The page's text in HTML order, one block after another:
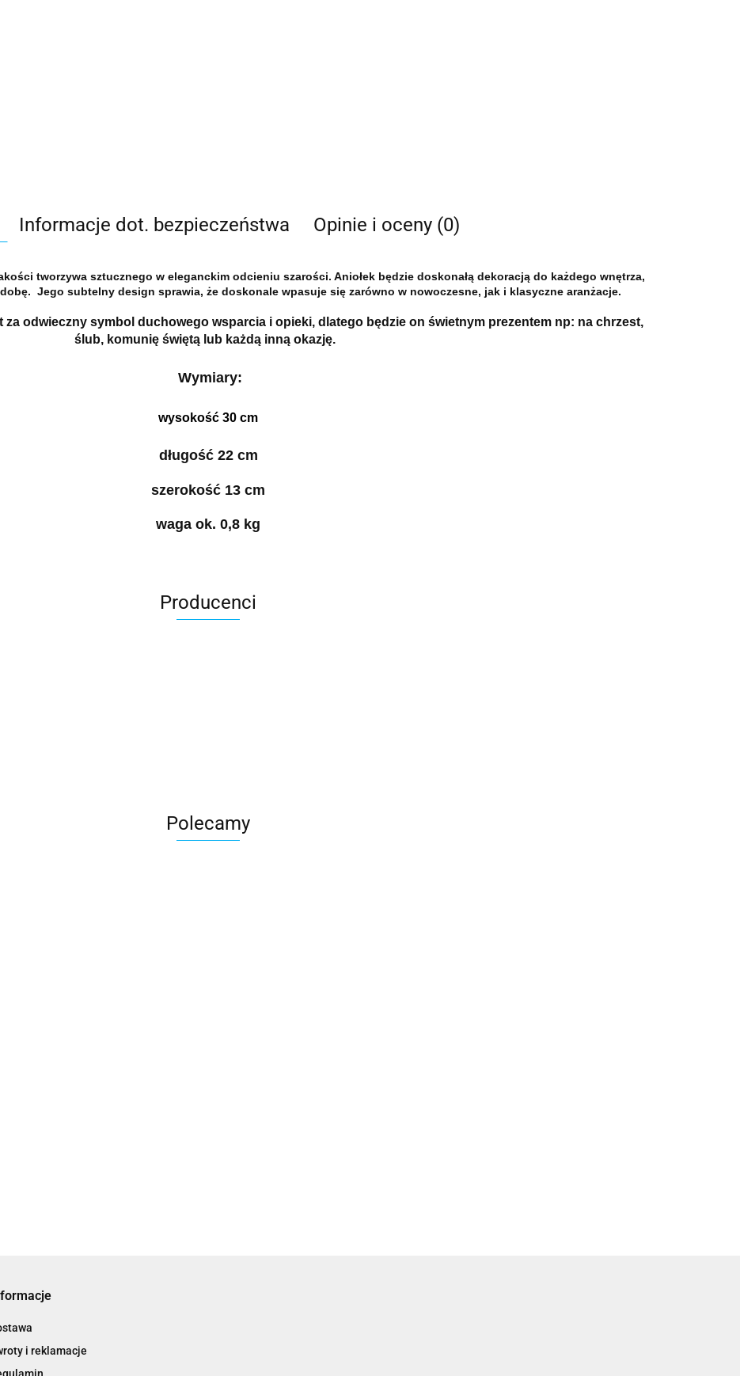
Informacje dot. bezpieczeństwa Opinie i oceny (0)
tworzywa sztucznego w eleganckim odcieniu szarości. Aniołek będzie doskonałą dekoracją do każdego wnętrza,
Jego subtelny design sprawia, że doskonale wpasuje się zarówno w nowoczesne, jak i klasyczne aranżacje.
za odwieczny symbol duchowego wsparcia i opieki, dlatego będzie on świetnym prezentem np: na chrzest,
ślub, komunię świętą lub każdą inną okazję.
Wymiary:
wysokość 30 cm
długość 22 cm
szerokość 13 cm
waga ok. 0,8 kg
Producenci
Polecamy
i reklamacje